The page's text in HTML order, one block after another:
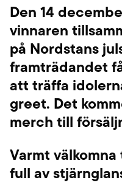
Den 14
vinnaren
på Nordstans
framträdandet
att träffa
greet. Det
merch till
Varmt
full av